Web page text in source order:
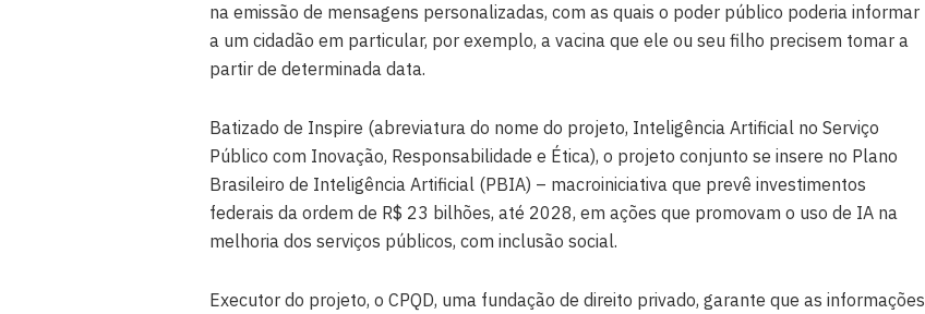
na emissão de mensagens personalizadas, com as quais o poder público poderia informar
a um cidadão em particular, por exemplo, a vacina que ele ou seu filho precisem tomar a
partir de determinada data.
Batizado de Inspire (abreviatura do nome do projeto, Inteligência Artificial no Serviço
Público com Inovação, Responsabilidade e Ética), o projeto conjunto se insere no Plano
Brasileiro de Inteligência Artificial (PBIA) – macroiniciativa que prevê investimentos
federais da ordem de R$ 23 bilhões, até 2028, em ações que promovam o uso de IA na
melhoria dos serviços públicos, com inclusão social.
Executor do projeto, o CPQD, uma fundação de direito privado, garante que as informações